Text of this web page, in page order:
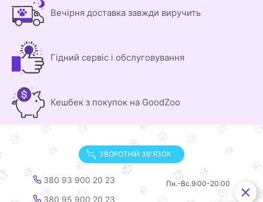
Вечірня доставка завжди виручить
Гідний сервіс і обслуговування
Кешбек з покупок на GoodZoo
ЗВОРОТНІЙ ЗВ'ЯЗОК
380 93 900 20 23
380 95 900 20 23
Пн.-Вс.9:00-20:00